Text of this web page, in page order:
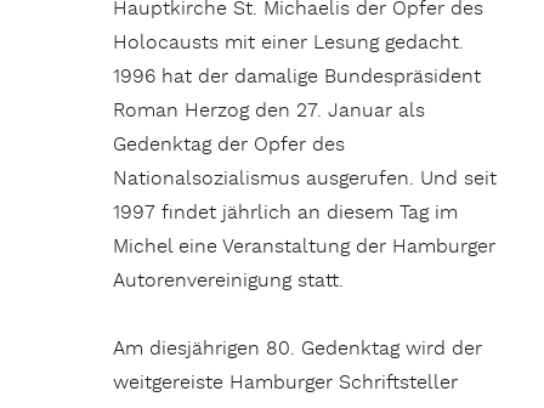
Hauptkirche St. Michaelis der Opfer des
Holocausts mit einer Lesung gedacht.
1996 hat der damalige Bundespräsident
Roman Herzog den 27. Januar als
Gedenktag der Opfer des
Nationalsozialismus ausgerufen. Und seit
1997 findet jährlich an diesem Tag im
Michel eine Veranstaltung der Hamburger
Autorenvereinigung statt.
Am diesjährigen 80. Gedenktag wird der
weitgereiste Hamburger Schriftsteller